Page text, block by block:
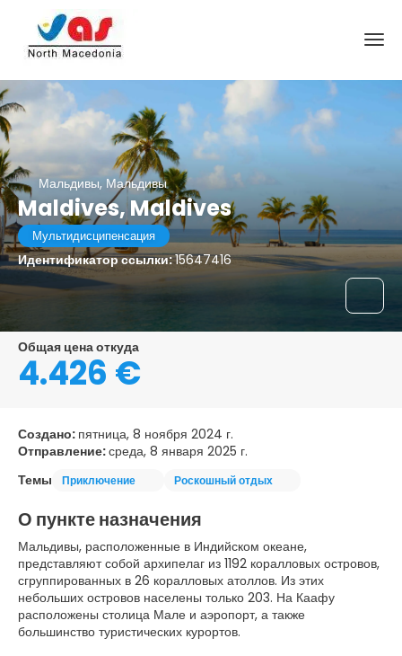
Мальдивы, Мальдивы
Maldives, Maldives
Мультидисципенсация
Идентификатор ссылки:15647416
Общая цена откуда
4.426 €
Создано: пятница, 8 ноября 2024 г.
Отправление:среда, 8 января 2025 г.
Темы
Приключение Роскошный отдых
О пункте назначения
Мальдивы, расположенные в Индийском океане,
представляют собой архипелаг из 1192 коралловых островов,
сгруппированных в 26 коралловых атоллов. Из этих
небольших островов населены только 203. На Каафу
расположены столица Мале и аэропорт, а также
большинство туристических курортов.